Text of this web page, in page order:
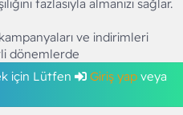
fazlasıyla almanızı sağlar.
ve indirimleri
dönemlerde
için Lütfen
Giriş yap veya